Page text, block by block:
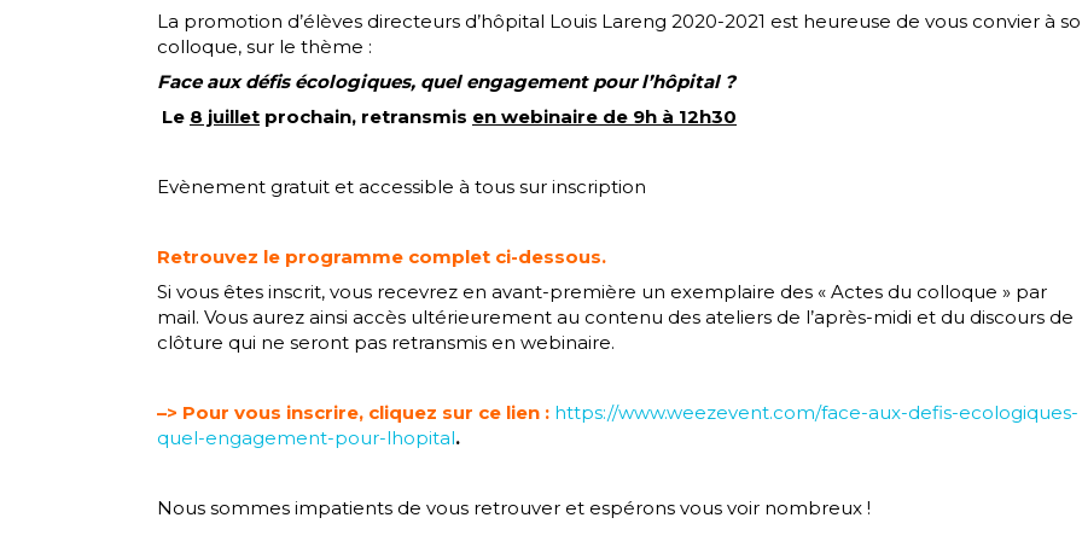
La promotion d’élèves directeurs d’hôpital Louis Lareng 2020-2021 est heureuse de vous convier à
colloque, sur le thème :
Face aux défis écologiques, quel engagement pour l’hôpital ?
Le 8 juillet prochain, retransmis en webinaire de 9h à 12h30
Evènement gratuit et accessible à tous sur inscription
Retrouvez le programme complet ci-dessous.
Si vous êtes inscrit, vous recevrez en avant-première un exemplaire des « Actes du colloque » par
mail. Vous aurez ainsi accès ultérieurement au contenu des ateliers de l’après-midi et du discours de
clôture qui ne seront pas retransmis en webinaire.
–> Pour vous inscrire, cliquez sur ce lien : https://www.weezevent.com/face-aux-defis-ecologiques-
quel-engagement-pour-lhopital.
Nous sommes impatients de vous retrouver et espérons vous voir nombreux !